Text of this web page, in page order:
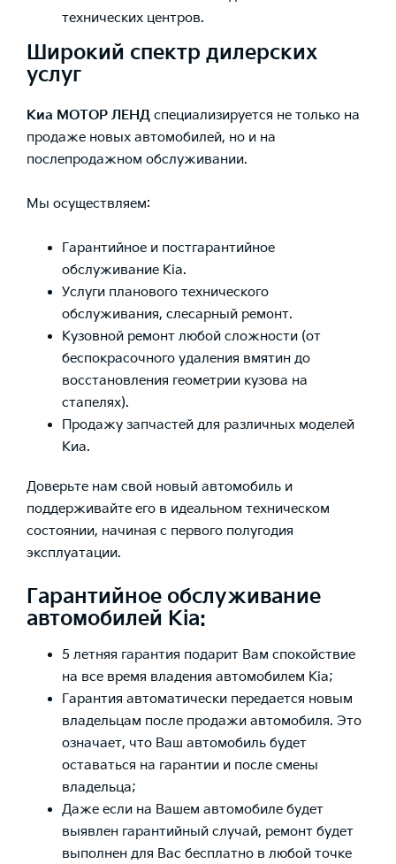
технических центров.
Широкий спектр дилерских
услуг
Киа МОТОР ЛЕНД специализируется не только на
продаже новых автомобилей, но и на
послепродажном обслуживании.
Мы осуществляем:
Гарантийное и постгарантийное
обслуживание Kia.
Услуги планового технического
обслуживания, слесарный ремонт.
Кузовной ремонт любой сложности (от
беспокрасочного удаления вмятин до
восстановления геометрии кузова на
стапелях).
Продажу запчастей для различных моделей
Киа.
Доверьте нам свой новый автомобиль и
поддерживайте его в идеальном техническом
состоянии, начиная с первого полугодия
эксплуатации.
Гарантийное обслуживание
автомобилей Kia:
5 летняя гарантия подарит Вам спокойствие
на все время владения автомобилем Kia;
Гарантия автоматически передается новым
владельцам после продажи автомобиля. Это
означает, что Ваш автомобиль будет
оставаться на гарантии и после смены
владельца;
Даже если на Вашем автомобиле будет
выявлен гарантийный случай, ремонт будет
выполнен для Вас бесплатно в любой точке